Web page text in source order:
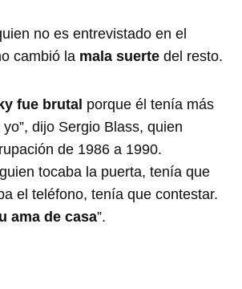
no es entrevistado en el
cambió la mala suertedel resto.
fue brutal porque él tenía más
dijo Sergio Blass, quien
de 1986 a 1990.
tocaba la puerta, tenía que
el teléfono, tenía que contestar.
ama de casa”.